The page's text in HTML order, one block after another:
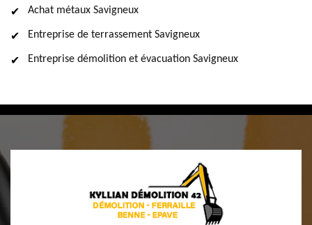
Achat métaux Savigneux
Entreprise de terrassement Savigneux
Entreprise démolition et évacuation Savigneux